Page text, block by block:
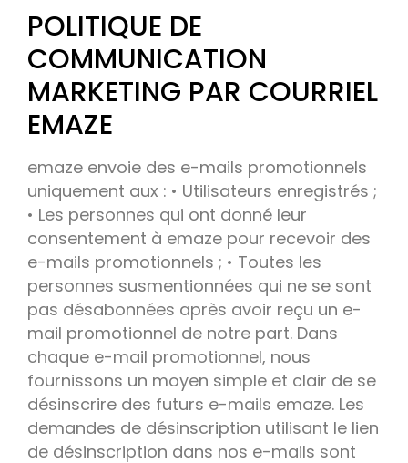
POLITIQUE DE
COMMUNICATION
MARKETING PAR COURRIEL
EMAZE
emaze envoie des e-mails promotionnels
uniquement aux : • Utilisateurs enregistrés ;
• Les personnes qui ont donné leur
consentement à emaze pour recevoir des
e-mails promotionnels ; • Toutes les
personnes susmentionnées qui ne se sont
pas désabonnées après avoir reçu un e-
mail promotionnel de notre part. Dans
chaque e-mail promotionnel, nous
fournissons un moyen simple et clair de se
désinscrire des futurs e-mails emaze. Les
demandes de désinscription utilisant le lien
de désinscription dans nos e-mails sont